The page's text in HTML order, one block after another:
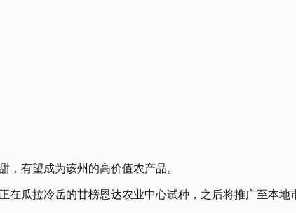
，有望成为该州的高价值农产品。
在瓜拉冷岳的甘榜恩达农业中心试种，之后将推广至本地